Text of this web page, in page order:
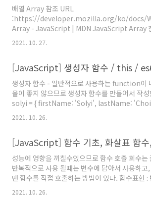
userEmail = { name: 'solyi', email:
배열 Array 참조 URL
:https://developer.mozilla.org/ko/docs/
Array - JavaScript | MDN JavaScript Array
을 생성할 때 사용하는 리스트 형태의 고수준 객체
developer.mozilla.org 용어 설명 index - 배열
console에서 수월하게 보기위해서
제목을 달았고 console.groupEnd() 로 닫아주
기 불편해도 콘솔확인은 편함! length find
2021. 10. 27.
생성자 함수 - 일반적으로 사용하는 function이
율이 좋지 않으므로 생성자 함수를 만들어서 작
solyi = { firstName: 'Solyi', lastName:
getFullName: function (){ return
${this.lastName}` } }
User(first, last) {//생성자 함수는 첫글자를 대문
묵적인 룰! this.firstName = first
const person1 = new user('..
2021. 10. 26.
성능에 영향을 끼칠수있으므로 함수 호출 회수는
반복적으로 사용 될때는 변수에 담아서 사용하고
땐 함수를 직접 호출하는 방법이 있다. 함수표현 :
용하는 함수 익명함수 : 이름이 없는 함수 기명함수
수 함수 내에서 return 문을 만나면 종료된다.
2021. 10. 26.